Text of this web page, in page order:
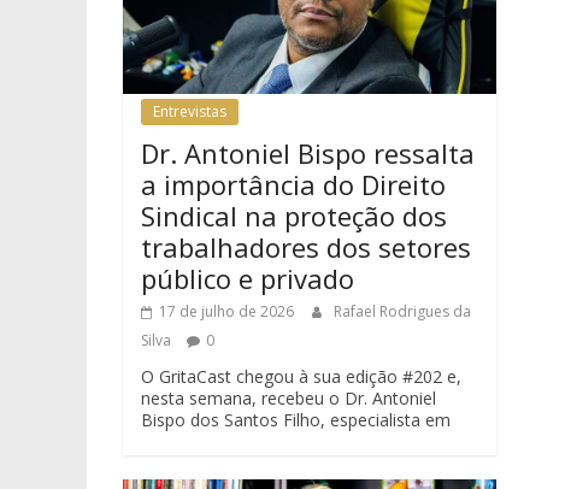
Entrevistas
Dr. Antoniel Bispo ressalta
a importância do Direito
Sindical na proteção dos
trabalhadores dos setores
público e privado
17 de julho de 2026
Rafael Rodrigues da
Silva
0
O GritaCast chegou à sua edição #202 e,
nesta semana, recebeu o Dr. Antoniel
Bispo dos Santos Filho, especialista em